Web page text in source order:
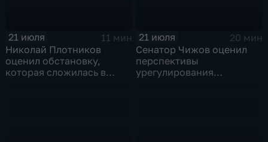
21 июля
11 мин
Николай Плотников
оценил обстановку,
которая сложилась в
21 июля
20 мин
Сенатор Чижов оценил
перспективы
урегулирования